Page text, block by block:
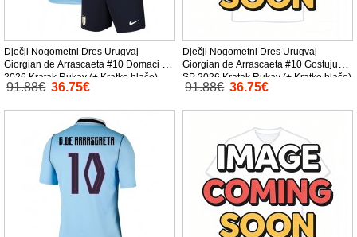
Dječji Nogometni Dres Urugvaj
Giorgian de Arrascaeta #10 Domaci SP
2026 Kratak Rukav (+ Kratke hlače)
91.88€ 36.75€
Dječji Nogometni Dres Urugvaj
Giorgian de Arrascaeta #10 Gostujuci
SP 2026 Kratak Rukav (+ Kratke hlače)
91.88€ 36.75€